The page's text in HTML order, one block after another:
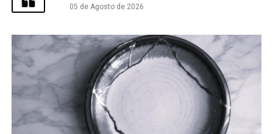
05 de Agosto de 2026